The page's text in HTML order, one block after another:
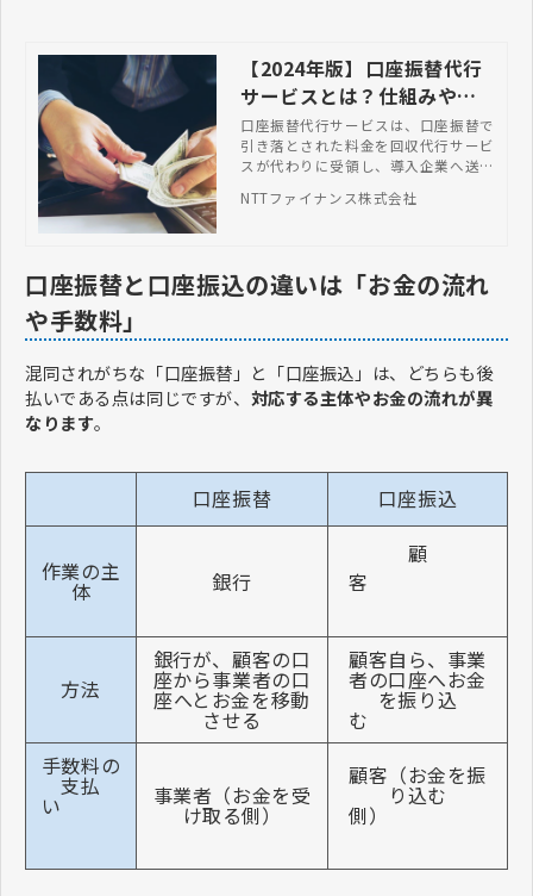
【2024年版】口座振替代行
サービスとは？仕組みやメ
リット、おすすめ9選
口座振替代行サービスは、口座振替で
引き落とされた料金を回収代行サービ
スが代わりに受領し、導入企業へ送金
振替代行サービスの仕組み選定ポイン
NTTファイナンス株式会社
口座振替と口座振込の違いは「お金の流れ
や手数料」
混同されがちな「口座振替」と「口座振込」は、どちらも後
払いである点は同じですが、 対応する主体やお金の流れが異
なります。
口座振替 口座振込
作業の主
体 銀行
顧
客
方法
銀行が、顧客の口
座から事業者の口
座へとお金を移動
させる
顧客自ら、事業
者の口座へお金
を振り込
む
手数料の
支払
い 事業者（お金を受
け取る側）
顧客（お金を振
り込む
側）